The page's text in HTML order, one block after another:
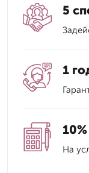
5
1
На